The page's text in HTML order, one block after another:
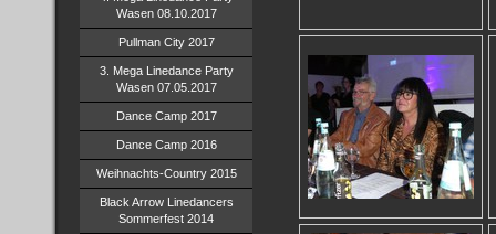
Wasen 08.10.2017
Pullman City 2017
3. Mega Linedance Party
Wasen 07.05.2017
Dance Camp 2017
Dance Camp 2016
Weihnachts-Country 2015
Black Arrow Linedancers
Sommerfest 2014